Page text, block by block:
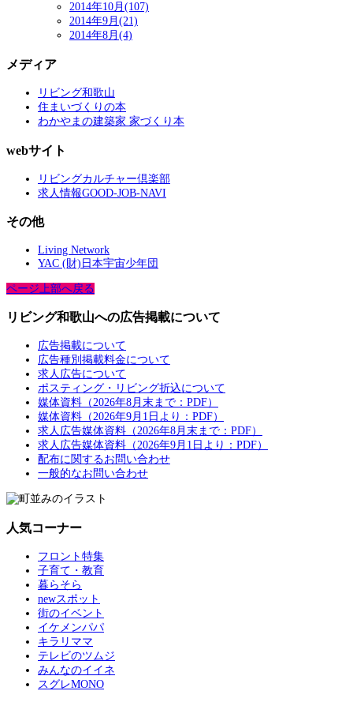
2014年10月(107)
2014年9月(21)
2014年8月(4)
メディア
リビング和歌山
住まいづくりの本
わかやまの建築家 家づくり本
webサイト
リビングカルチャー倶楽部
求人情報GOOD-JOB-NAVI
その他
Living Network
YAC (財)日本宇宙少年団
ページ上部へ戻る
リビング和歌山への広告掲載について
広告掲載について
広告種別掲載料金について
求人広告について
ポスティング・リビング折込について
媒体資料（2026年8月末まで：PDF）
媒体資料（2026年9月1日より：PDF）
求人広告媒体資料（2026年8月末まで：PDF）
求人広告媒体資料（2026年9月1日より：PDF）
配布に関するお問い合わせ
一般的なお問い合わせ
人気コーナー
フロント特集
子育て・教育
暮らそら
newスポット
街のイベント
イケメンパパ
キラリママ
テレビのツムジ
みんなのイイネ
スグレMONO